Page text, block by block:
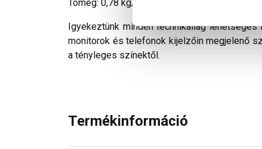
Tömeg: 0,78 kg/fm
Igyekeztünk minden technikailag
monitorok és telefonok kijelzőin megjelenő
a tényleges színektől.
Termékinformáció